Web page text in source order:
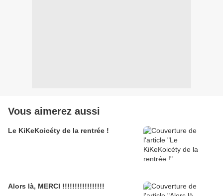
Vous aimerez aussi
Le KiKeKoicéty de la rentrée !
Alors là, MERCI !!!!!!!!!!!!!!!!!